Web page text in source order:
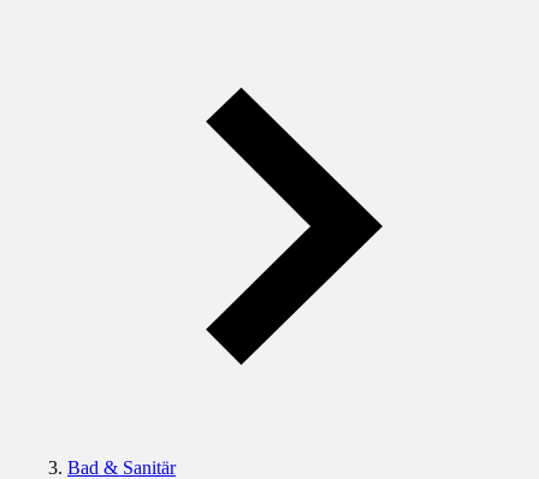
Bad & Sanitär